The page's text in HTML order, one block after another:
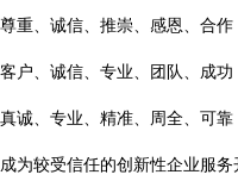
重、诚信、推崇、感恩、合作
户、诚信、专业、团队、成功
诚、专业、精准、周全、可靠
为较受信任的创新性企业服务